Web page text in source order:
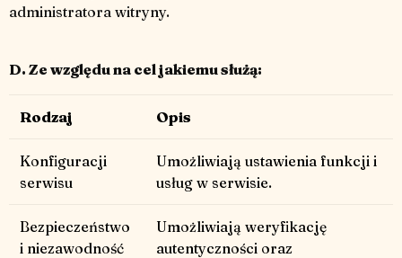
administratora witryny.
D. Ze względu na cel jakiemu służą:
Rodzaj Opis
Konfiguracji
serwisu
Umożliwiają ustawienia funkcji i
usług w serwisie.
Bezpieczeństwo
i niezawodność
Umożliwiają weryfikację
autentyczności oraz